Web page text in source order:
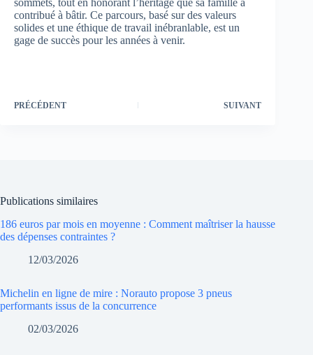
sommets, tout en honorant l’héritage que sa famille a
contribué à bâtir. Ce parcours, basé sur des valeurs
solides et une éthique de travail inébranlable, est un
gage de succès pour les années à venir.
PRÉCÉDENT SUIVANT
Publications similaires
186 euros par mois en moyenne : Comment maîtriser la hausse
des dépenses contraintes ?
12/03/2026
Michelin en ligne de mire : Norauto propose 3 pneus
performants issus de la concurrence
02/03/2026